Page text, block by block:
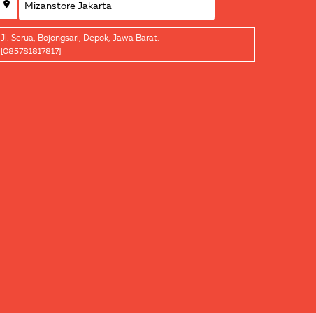
Jl. Serua, Bojongsari, Depok, Jawa Barat.
[085781817817]